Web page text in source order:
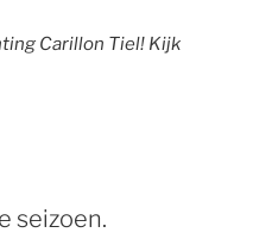
Carillon Tiel! Kijk
seizoen.